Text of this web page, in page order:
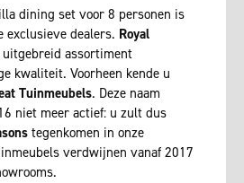
dining set voor 8 personen is
dealers. Royal
uitgebreid assortiment
kwaliteit. Voorheen kende u
Tuinmeubels. Deze naam
niet meer actief: u zult dus
tegenkomen in onze
verdwijnen vanaf 2017